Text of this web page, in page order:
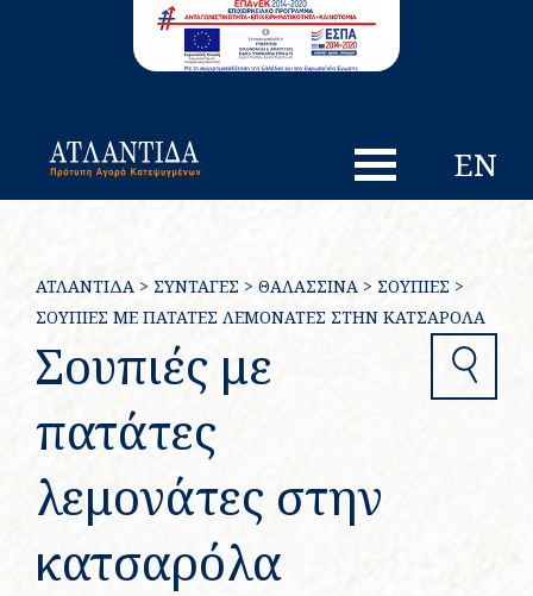
EN
ΑΤΛΑΝΤΙΔΑ > ΣΥΝΤΑΓΈΣ > ΘΑΛΑΣΣΙΝΆ > ΣΟΥΠΙΈΣ >
ΣΟΥΠΙΈΣ ΜΕ ΠΑΤΆΤΕΣ ΛΕΜΟΝΆΤΕΣ ΣΤΗΝ ΚΑΤΣΑΡΌΛΑ
Σουπιές με
πατάτες
λεμονάτες στην
κατσαρόλα
Search